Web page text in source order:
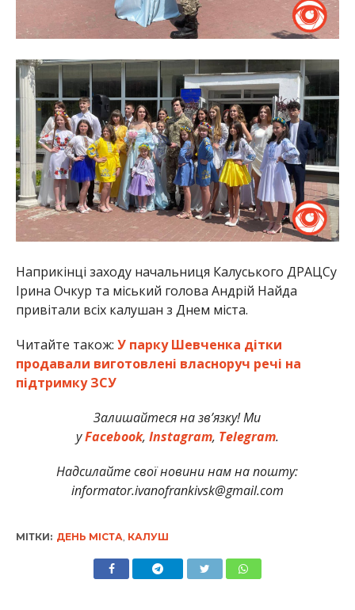
Наприкінці заходу начальниця Калуського ДРАЦСу
Ірина Очкур та міський голова Андрій Найда
привітали всіх калушан з Днем міста.
Читайте також: У парку Шевченка дітки
продавали виготовлені власноруч речі на
підтримку ЗСУ
Залишайтеся на зв’язку! Ми
уFacebook, Instagram, Telegram.
Надсилайте свої новини нам на пошту:
informator.ivanofrankivsk@gmail.com
МІТКИ: ДЕНЬ МІСТА, КАЛУШ